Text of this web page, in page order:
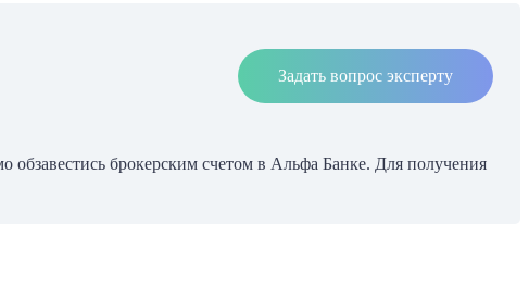
Задать вопрос эксперту
брокерским счетом в Альфа Банке. Для получения